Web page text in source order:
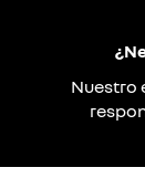
Nuestro